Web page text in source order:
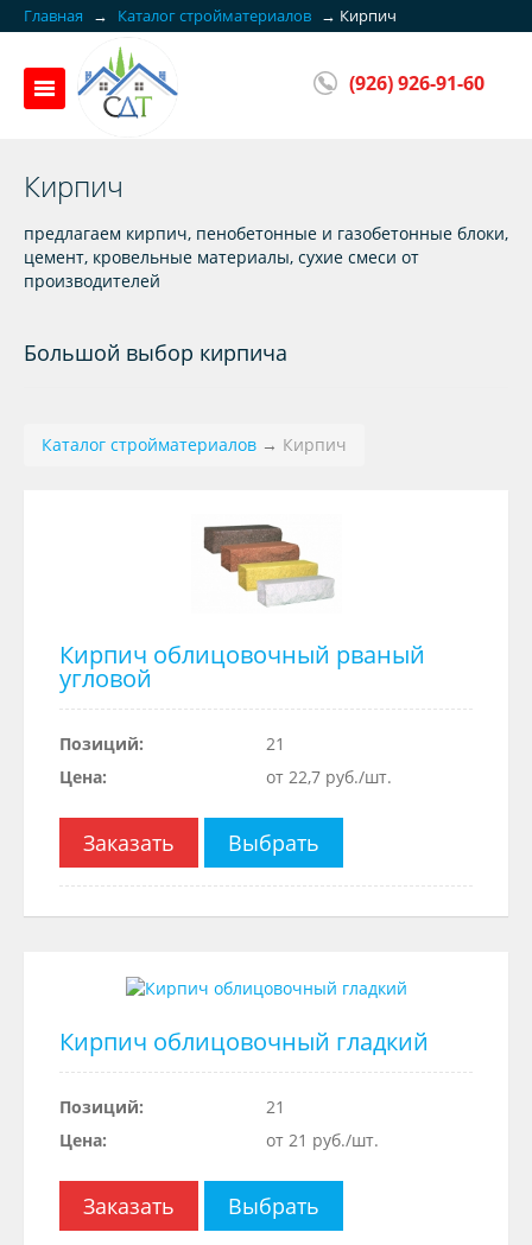
Главная → Каталог стройматериалов → Кирпич
(926) 926-91-60
Кирпич
предлагаем кирпич, пенобетонные и газобетонные блоки,
цемент, кровельные материалы, сухие смеси от
производителей
Большой выбор кирпича
Каталог стройматериалов → Кирпич
Кирпич облицовочный рваный
угловой
Позиций:
21
Цена:
от 22,7 руб./шт.
Заказать Выбрать
Кирпич облицовочный гладкий
Позиций:
21
Цена:
от 21 руб./шт.
Заказать Выбрать